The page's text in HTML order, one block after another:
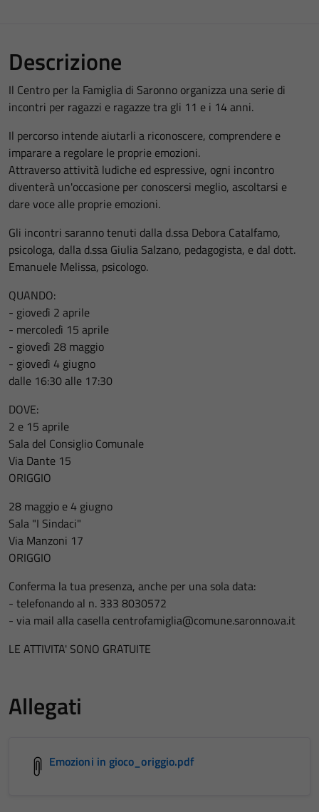
Descrizione
Il Centro per la Famiglia di Saronno organizza una serie di
incontri per ragazzi e ragazze tra gli 11 e i 14 anni.
Il percorso intende aiutarli a riconoscere, comprendere e
imparare a regolare le proprie emozioni.
Attraverso attività ludiche ed espressive, ogni incontro
diventerà un'occasione per conoscersi meglio, ascoltarsi e
dare voce alle proprie emozioni.
Gli incontri saranno tenuti dalla d.ssa Debora Catalfamo,
psicologa, dalla d.ssa Giulia Salzano, pedagogista, e dal dott.
Emanuele Melissa, psicologo.
QUANDO:
- giovedì 2 aprile
- mercoledì 15 aprile
- giovedì 28 maggio
- giovedì 4 giugno
dalle 16:30 alle 17:30
DOVE:
2 e 15 aprile
Sala del Consiglio Comunale
Via Dante 15
ORIGGIO
28 maggio e 4 giugno
Sala "I Sindaci"
Via Manzoni 17
ORIGGIO
Conferma la tua presenza, anche per una sola data:
- telefonando al n. 333 8030572
- via mail alla casella centrofamiglia@comune.saronno.va.it
LE ATTIVITA' SONO GRATUITE
Allegati
Emozioni in gioco_origgio.pdf